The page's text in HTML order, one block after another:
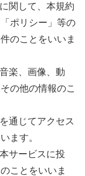
関して、本規約
ポリシー」等の
のことをいいま
楽、画像、動
の他の情報のこ
通じてアクセス
ます。
サービスに投
ことをいいま